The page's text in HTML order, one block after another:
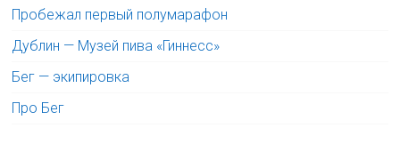
Пробежал первый полумарафон
Дублин — Музей пива «Гиннесс»
Бег — экипировка
Про Бег